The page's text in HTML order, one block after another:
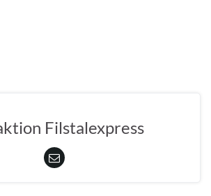
Filstalexpress